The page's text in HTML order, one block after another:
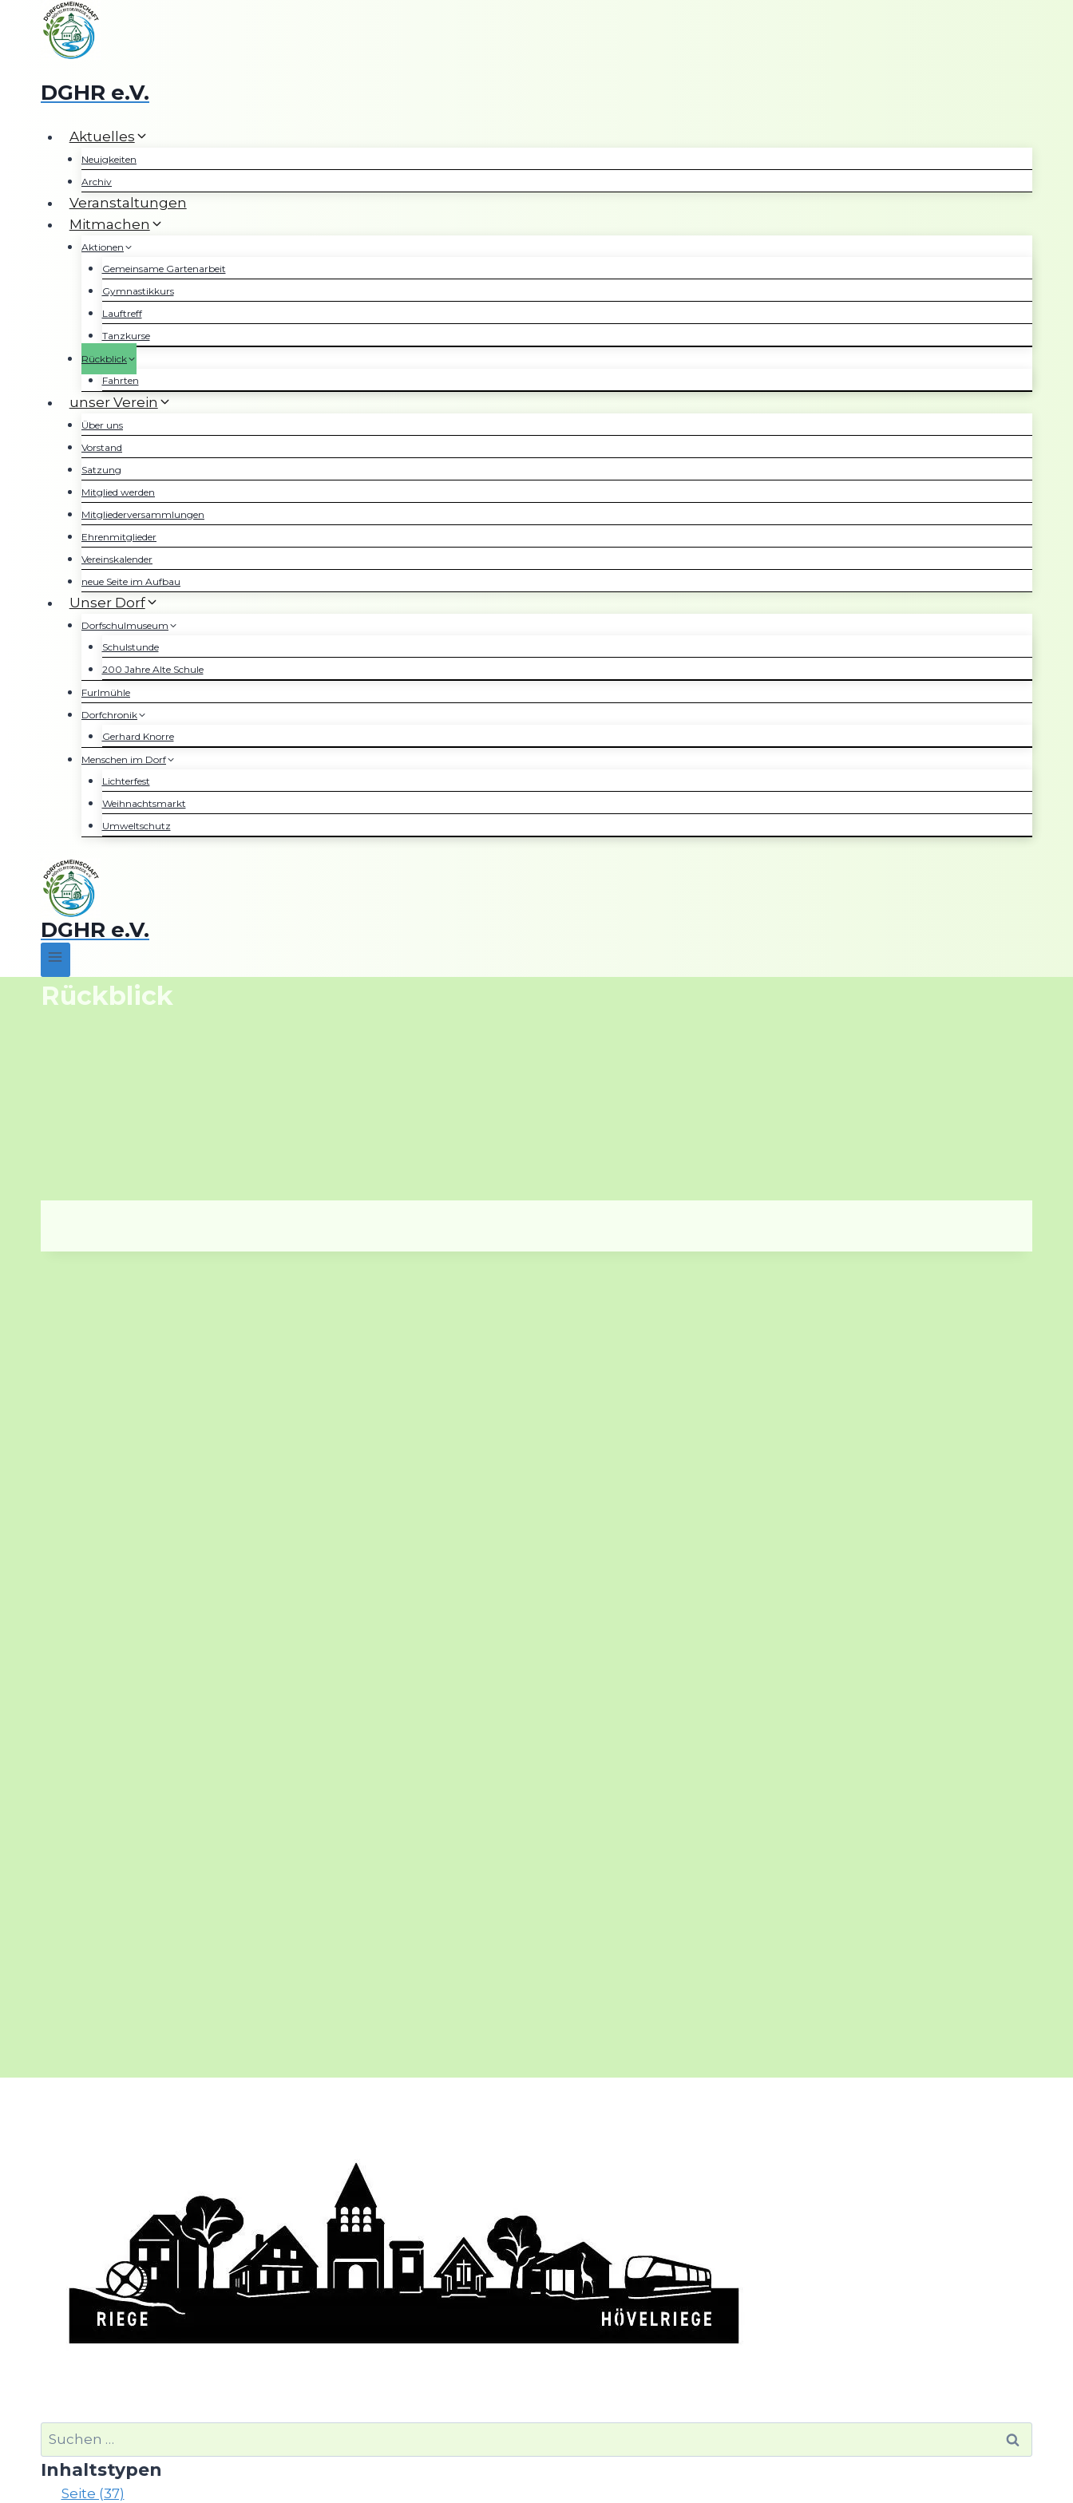
springen
DGHR e.V.
Aktuelles
Neuigkeiten
Archiv
Veranstaltungen
Mitmachen
Aktionen
Gemeinsame Gartenarbeit
Gymnastikkurs
Lauftreff
Tanzkurse
Rückblick
Fahrten
unser Verein
Über uns
Vorstand
Satzung
Mitglied werden
Mitgliederversammlungen
Ehrenmitglieder
Vereinskalender
neue Seite im Aufbau
Unser Dorf
Dorfschulmuseum
Schulstunde
200 Jahre Alte Schule
Furlmühle
Dorfchronik
Gerhard Knorre
Menschen im Dorf
Lichterfest
Weihnachtsmarkt
Umweltschutz
DGHR e.V.
Rückblick
Suchen
nach:
Inhaltstypen
Seite (37)